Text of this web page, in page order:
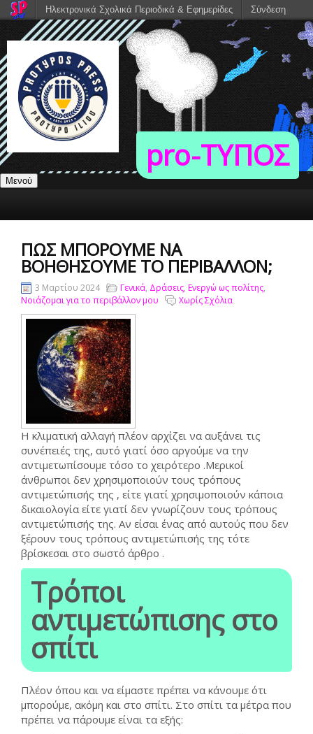
pro-TΥΠΟΣ
Μενού
ΠΏΣ ΜΠΟΡΟΎΜΕ ΝΑ
ΒΟΗΘΉΣΟΥΜΕ ΤΟ ΠΕΡΙΒΆΛΛΟΝ;
3 Μαρτίου 2024 Γενικά, Δράσεις, Ενεργώ ως πολίτης,
Νοιάζομαι για το περιβάλλον μου
Χωρίς Σχόλια
Η κλιματική αλλαγή πλέον αρχίζει να αυξάνει τις
συνέπειές της, αυτό γιατί όσο αργούμε να την
αντιμετωπίσουμε τόσο το χειρότερο .Μερικοί
άνθρωποι δεν χρησιμοποιούν τους τρόπους
αντιμετώπισής της , είτε γιατί χρησιμοποιούν κάποια
δικαιολογία είτε γιατί δεν γνωρίζουν τους τρόπους
αντιμετώπισής της. Αν είσαι ένας από αυτούς που δεν
ξέρουν τους τρόπους αντιμετώπισής της τότε
βρίσκεσαι στο σωστό άρθρο .
Τρόποι
αντιμετώπισης στο
σπίτι
Πλέον όπου και να είμαστε πρέπει να κάνουμε ότι
μπορούμε, ακόμη και στο σπίτι. Στο σπίτι τα μέτρα που
πρέπει να πάρουμε είναι τα εξής:
Ηλεκτρονικά Σχολικά Περιοδικά & Εφημερίδες Σύνδεση